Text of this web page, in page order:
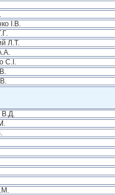
І.В.
Л.Т.
С.І.
В.Д.